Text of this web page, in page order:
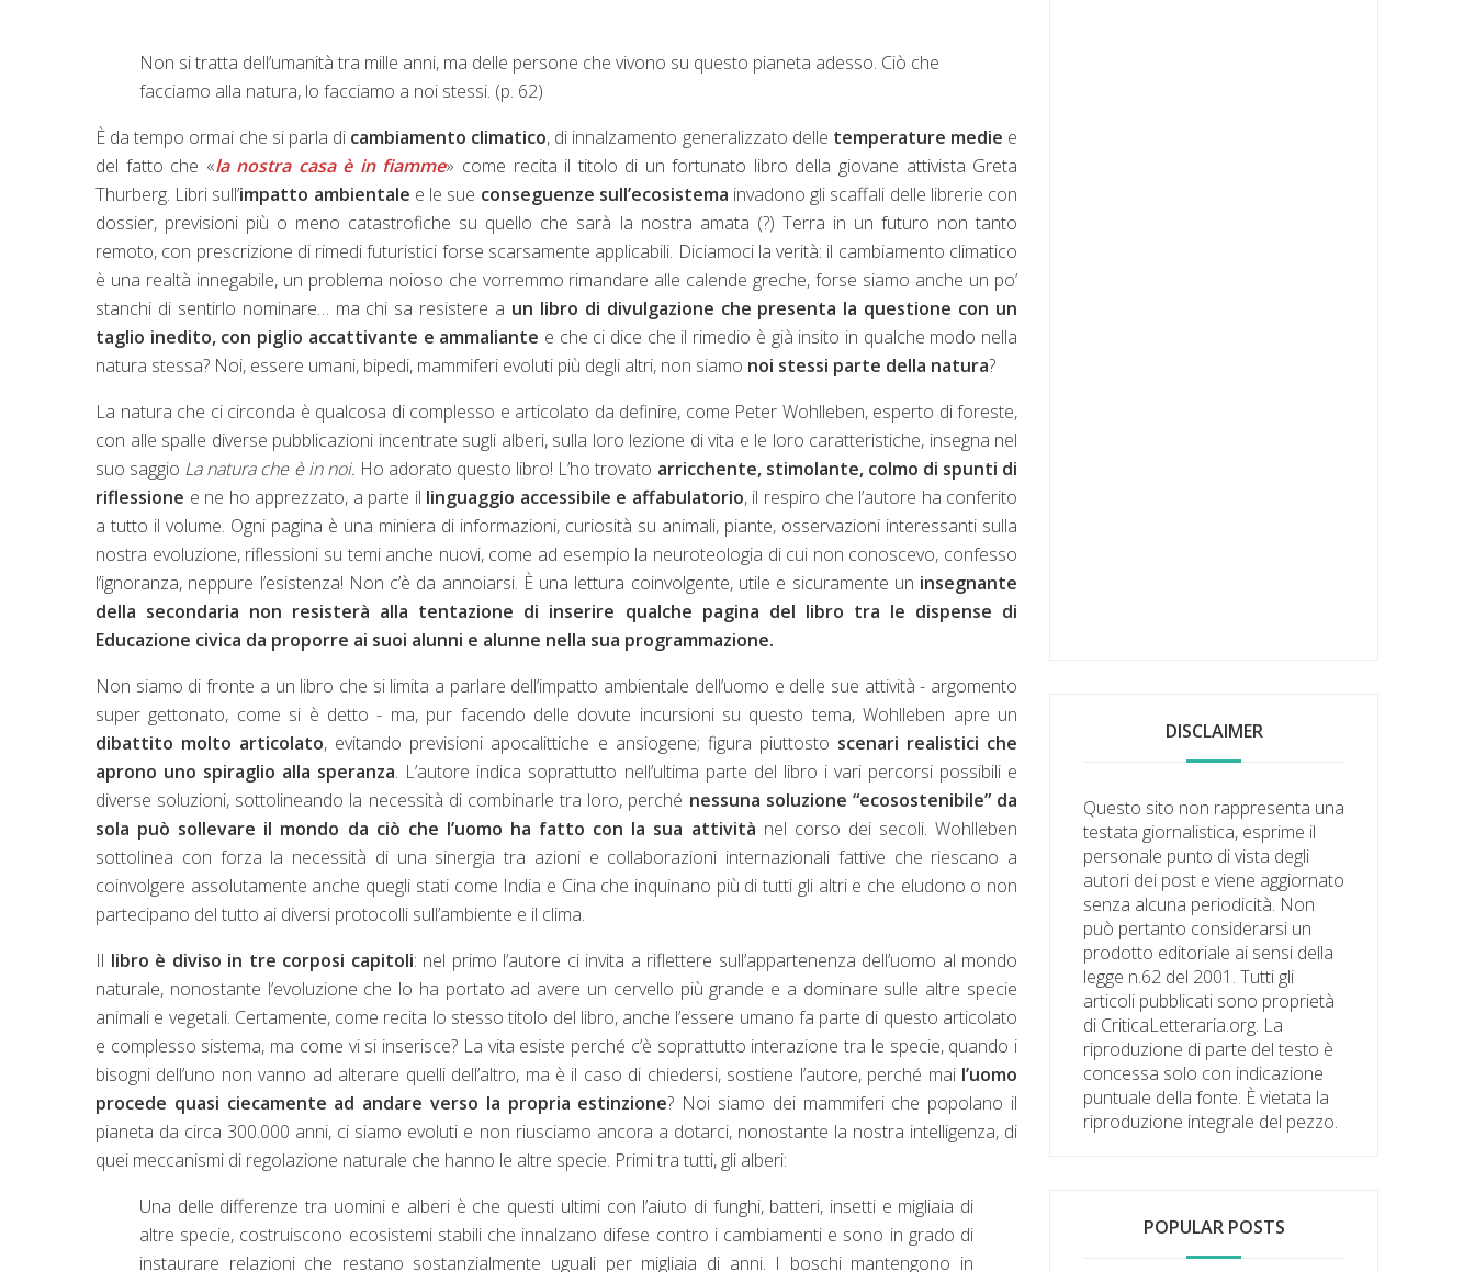
Non si tratta dell’umanità tra mille anni, ma delle persone che vivono su questo pianeta adesso. Ciò che
facciamo alla natura, lo facciamo a noi stessi. (p. 62)
È da tempo ormai che si parla di cambiamento climatico, di innalzamento generalizzato delle temperature medie e
del fatto che «la nostra casa è in fiamme» come recita il titolo di un fortunato libro della giovane attivista Greta
Thurberg. Libri sull’impatto ambientale e le sue conseguenze sull’ecosistema invadono gli scaffali delle librerie con
dossier, previsioni più o meno catastrofiche su quello che sarà la nostra amata (?) Terra in un futuro non tanto
remoto, con prescrizione di rimedi futuristici forse scarsamente applicabili. Diciamoci la verità: il cambiamento climatico
è una realtà innegabile, un problema noioso che vorremmo rimandare alle calende greche, forse siamo anche un po’
stanchi di sentirlo nominare… ma chi sa resistere a un libro di divulgazione che presenta la questione con un
taglio inedito, con piglio accattivante e ammaliante e che ci dice che il rimedio è già insito in qualche modo nella
natura stessa? Noi, essere umani, bipedi, mammiferi evoluti più degli altri, non siamo noi stessi parte della natura?
La natura che ci circonda è qualcosa di complesso e articolato da definire, come Peter Wohlleben, esperto di foreste,
con alle spalle diverse pubblicazioni incentrate sugli alberi, sulla loro lezione di vita e le loro caratteristiche, insegna nel
suo saggio La natura che è in noi. Ho adorato questo libro! L’ho trovato arricchente, stimolante, colmo di spunti di
riflessione e ne ho apprezzato, a parte il linguaggio accessibile e affabulatorio, il respiro che l’autore ha conferito
a tutto il volume. Ogni pagina è una miniera di informazioni, curiosità su animali, piante, osservazioni interessanti sulla
nostra evoluzione, riflessioni su temi anche nuovi, come ad esempio la neuroteologia di cui non conoscevo, confesso
l’ignoranza, neppure l’esistenza! Non c’è da annoiarsi. È una lettura coinvolgente, utile e sicuramente un insegnante
della secondaria non resisterà alla tentazione di inserire qualche pagina del libro tra le dispense di
Educazione civica da proporre ai suoi alunni e alunne nella sua programmazione.
Non siamo di fronte a un libro che si limita a parlare dell’impatto ambientale dell’uomo e delle sue attività - argomento
super gettonato, come si è detto - ma, pur facendo delle dovute incursioni su questo tema, Wohlleben apre un
dibattito molto articolato, evitando previsioni apocalittiche e ansiogene; figura piuttosto scenari realistici che
aprono uno spiraglio alla speranza. L’autore indica soprattutto nell’ultima parte del libro i vari percorsi possibili e
diverse soluzioni, sottolineando la necessità di combinarle tra loro, perché nessuna soluzione “ecosostenibile” da
sola può sollevare il mondo da ciò che l’uomo ha fatto con la sua attività nel corso dei secoli. Wohlleben
sottolinea con forza la necessità di una sinergia tra azioni e collaborazioni internazionali fattive che riescano a
coinvolgere assolutamente anche quegli stati come India e Cina che inquinano più di tutti gli altri e che eludono o non
partecipano del tutto ai diversi protocolli sull’ambiente e il clima.
Il libro è diviso in tre corposi capitoli: nel primo l’autore ci invita a riflettere sull’appartenenza dell’uomo al mondo
naturale, nonostante l’evoluzione che lo ha portato ad avere un cervello più grande e a dominare sulle altre specie
animali e vegetali. Certamente, come recita lo stesso titolo del libro, anche l’essere umano fa parte di questo articolato
e complesso sistema, ma come vi si inserisce? La vita esiste perché c’è soprattutto interazione tra le specie, quando i
bisogni dell’uno non vanno ad alterare quelli dell’altro, ma è il caso di chiedersi, sostiene l’autore, perché mai l’uomo
procede quasi ciecamente ad andare verso la propria estinzione? Noi siamo dei mammiferi che popolano il
pianeta da circa 300.000 anni, ci siamo evoluti e non riusciamo ancora a dotarci, nonostante la nostra intelligenza, di
quei meccanismi di regolazione naturale che hanno le altre specie. Primi tra tutti, gli alberi:
Una delle differenze tra uomini e alberi è che questi ultimi con l’aiuto di funghi, batteri, insetti e migliaia di
altre specie, costruiscono ecosistemi stabili che innalzano difese contro i cambiamenti e sono in grado di
instaurare relazioni che restano sostanzialmente uguali per migliaia di anni. I boschi mantengono in
DISCLAIMER
Questo sito non rappresenta una
testata giornalistica, esprime il
personale punto di vista degli
autori dei post e viene aggiornato
senza alcuna periodicità. Non
può pertanto considerarsi un
prodotto editoriale ai sensi della
legge n.62 del 2001. Tutti gli
articoli pubblicati sono proprietà
di CriticaLetteraria.org. La
riproduzione di parte del testo è
concessa solo con indicazione
puntuale della fonte. È vietata la
riproduzione integrale del pezzo.
POPULAR POSTS